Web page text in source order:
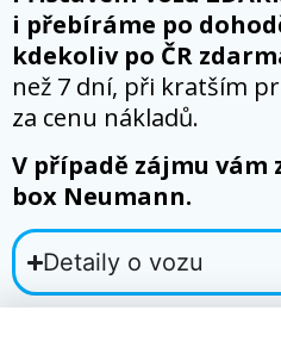
i přebíráme po
kdekoliv po ČR
než 7 dní, při kratším
za cenu nákladů.
V případě zájmu
box Neumann.
Detaily o vozu